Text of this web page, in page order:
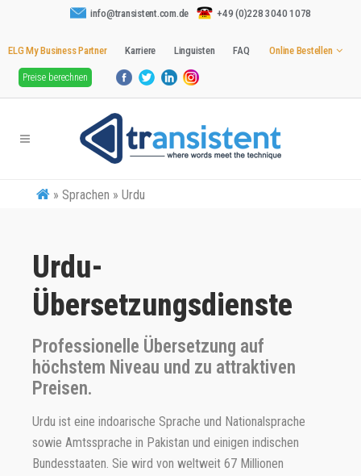
info@transistent.com.de +49 (0)228 3040 1078
ELG My Business Partner Karriere Linguisten FAQ Online Bestellen
Preise berechnen
» Sprachen » Urdu
Urdu-
Übersetzungsdienste
Professionelle Übersetzung auf
höchstem Niveau und zu attraktiven
Preisen.
Urdu ist eine indoarische Sprache und Nationalsprache
sowie Amtssprache in Pakistan und einigen indischen
Bundesstaaten. Sie wird von weltweit 67 Millionen